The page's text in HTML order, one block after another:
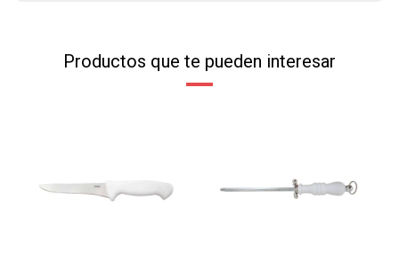
Productos que te pueden interesar